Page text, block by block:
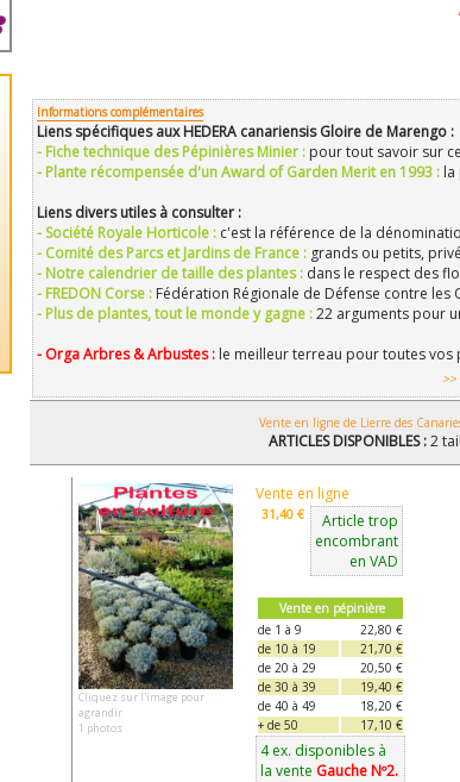
Informations complémentaires
Liens spécifiques aux HEDERA canariensis Gloire de Marengo :
- Fiche technique des Pépinières Minier : pour tout savoir sur
- Plante récompensée d'un Award of Garden Merit en 1993 : la
Liens divers utiles à consulter :
- Société Royale Horticole : c'est la référence de la
- Comité des Parcs et Jardins de France : grands ou petits,
- Notre calendrier de taille des plantes : dans le respect des
- FREDON Corse : Fédération Régionale de Défense contre les
- Plus de plantes, tout le monde y gagne :22 arguments pour
- Orga Arbres & Arbustes : le meilleur terreau pour toutes
Vente en ligne de Lierre des
ARTICLES DISPONIBLES :2
Cliquez sur l'image pour
agrandir
1 photos
Vente en ligne
31,40 €
Article trop
encombrant
en VAD
Vente en pépinière
de 1 à 9
22,80 €
de 10 à 19
21,70 €
de 20 à 29
20,50 €
de 30 à 39
19,40 €
de 40 à 49
18,20 €
+ de 50
17,10 €
4 ex. disponibles à
la vente Gauche Nº2.